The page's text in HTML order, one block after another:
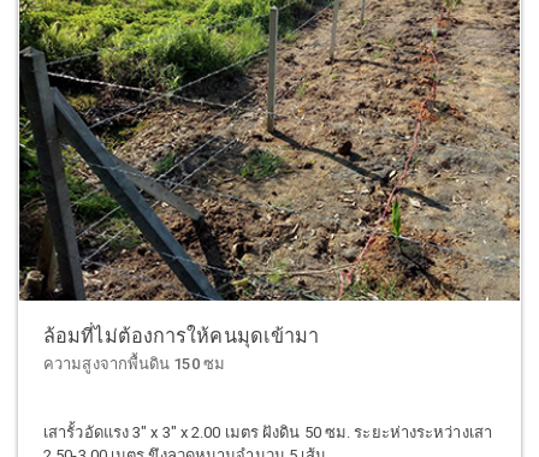
ล้อมที่ไม่ต้องการให้คนมุดเข้ามา
ความสูงจากพื้นดิน 150 ซม
เสารั้วอัดแรง 3" x 3" x 2.00 เมตร ฝังดิน 50 ซม. ระยะห่างระหว่างเสา